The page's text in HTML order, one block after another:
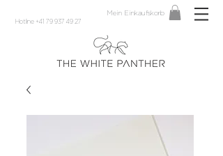
Hotline +41 79 937 49 27
Mein Einkaufskorb